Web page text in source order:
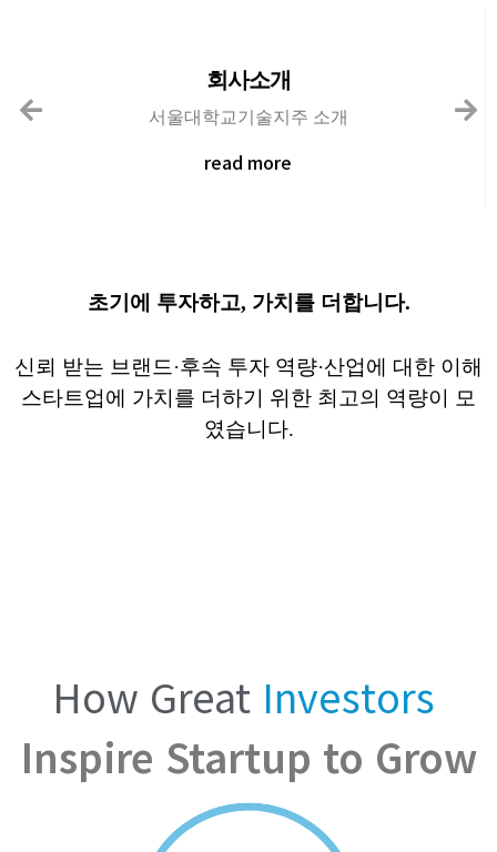
회사소개
서울대학교기술지주 소개
read more
초기에 투자하고, 가치를 더합니다.
신뢰 받는 브랜드 ·후속 투자 역량·산업에 대한 이해
스타트업에 가치를 더하기 위한 최고의 역량이 모
였습니다.
How Great Investors
Inspire Startup to Grow